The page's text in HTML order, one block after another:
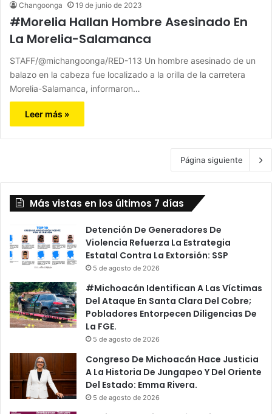
Changoonga 19 de junio de 2023
#Morelia Hallan Hombre Asesinado En
La Morelia-Salamanca
STAFF/@michangoonga/RED-113 Un hombre asesinado de un
balazo en la cabeza fue localizado a la orilla de la carretera
Morelia-Salamanca, informaron…
Leer más »
Página siguiente
Más vistas en los últimos 7 días
Detención De Generadores De
Violencia Refuerza La Estrategia
Estatal Contra La Extorsión: SSP
5 de agosto de 2026
#Michoacán Identifican A Las Víctimas
Del Ataque En Santa Clara Del Cobre;
Pobladores Entorpecen Diligencias De
La FGE.
5 de agosto de 2026
Congreso De Michoacán Hace Justicia
A La Historia De Jungapeo Y Del Oriente
Del Estado: Emma Rivera.
5 de agosto de 2026